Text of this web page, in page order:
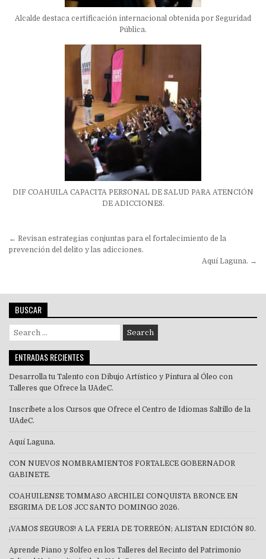
Alcalde destaca certificación internacional obtenida por Seguridad
Pública.
DIF COAHUILA CAPACITA PERSONAL DE SALUD PARA ATENCIÓN
DE ADICCIONES.
Navegación
de
← Revisan estrategias conjuntas para el fortalecimiento de la
prevención del delito y las adicciones.
Aquí Laguna. →
BUSCAR
Search
for:
ENTRADAS RECIENTES
Desarrolla tu Talento con Dibujo Artístico y Pintura al Óleo con
Talleres que Ofrece la UAdeC.
Inscríbete a los Cursos que Ofrece el Centro de Idiomas Saltillo de la
UAdeC.
Aquí Laguna.
CON NUEVOS NOMBRAMIENTOS FORTALECE GOBERNADOR
GABINETE.
COAHUILENSE TOMMASO ARCHILEI CONQUISTA BRONCE EN
ESGRIMA DE LOS JCC SANTO DOMINGO 2026.
¡VAMOS SEGUROS! A LA FERIA DE TORREÓN; ALISTAN EDICIÓN 80.
Aprende Piano y Solfeo en los Talleres del Recinto del Patrimonio